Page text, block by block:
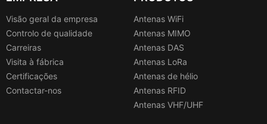
Visão geral da empresa
Controlo de qualidade
Carreiras
Visita à fábrica
Certificações
Contactar-nos
Antenas WiFi
Antenas MIMO
Antenas DAS
Antenas LoRa
Antenas de hélio
Antenas RFID
Antenas VHF/UHF